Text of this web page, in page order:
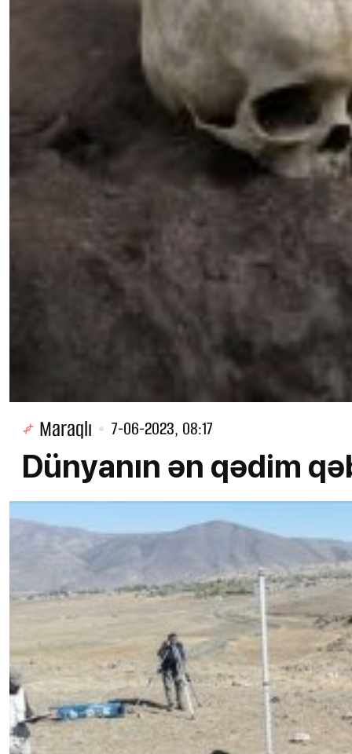
Maraqlı 7-06-2023, 08:17
Dünyanın ən qədim